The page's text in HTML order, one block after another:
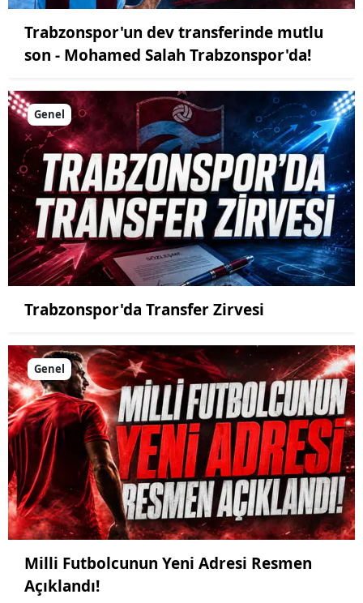
Trabzonspor'un dev transferinde mutlu
son - Mohamed Salah Trabzonspor'da!
Genel
Trabzonspor'da Transfer Zirvesi
Genel
Milli Futbolcunun Yeni Adresi Resmen
Açıklandı!